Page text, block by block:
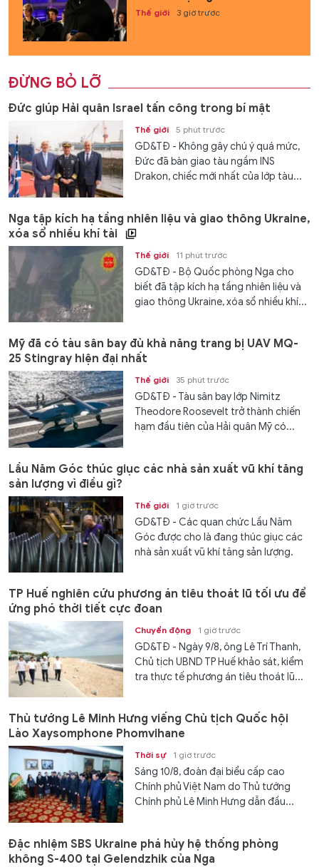
Thế giới 3 giờ trước
ĐỪNG BỎ LỠ
Đức giúp Hải quân Israel tấn công trong bí mật
Thế giới 5 phút trước
GD&TĐ - Không gây chú ý quá mức,
Đức đã bàn giao tàu ngầm INS
Drakon, chiếc mới nhất của lớp tàu...
Nga tập kích hạ tầng nhiên liệu và giao thông Ukraine,
xóa sổ nhiều khí tài
Thế giới 11 phút trước
GD&TĐ - Bộ Quốc phòng Nga cho
biết đã tập kích hạ tầng nhiên liệu và
giao thông Ukraine, xóa sổ nhiều khí...
Mỹ đã có tàu sân bay đủ khả năng trang bị UAV MQ-
25 Stingray hiện đại nhất
Thế giới 35 phút trước
GD&TĐ - Tàu sân bay lớp Nimitz
Theodore Roosevelt trở thành chiến
hạm đầu tiên của Hải quân Mỹ có...
Lầu Năm Góc thúc giục các nhà sản xuất vũ khí tăng
sản lượng vì điều gì?
Thế giới 1 giờ trước
GD&TĐ - Các quan chức Lầu Năm
Góc được cho là đang thúc giục các
nhà sản xuất vũ khí tăng sản lượng.
TP Huế nghiên cứu phương án tiêu thoát lũ tối ưu để
ứng phó thời tiết cực đoan
Chuyển động 1 giờ trước
GD&TĐ - Ngày 9/8, ông Lê Trí Thanh,
Chủ tịch UBND TP Huế khảo sát, kiểm
tra thực tế phương án tiêu thoát lũ...
Thủ tướng Lê Minh Hưng viếng Chủ tịch Quốc hội
Lào Xaysomphone Phomvihane
Thời sự 1 giờ trước
Sáng 10/8, đoàn đại biểu cấp cao
Chính phủ Việt Nam do Thủ tướng
Chính phủ Lê Minh Hưng dẫn đầu...
Đặc nhiệm SBS Ukraine phá hủy hệ thống phòng
không S-400 tại Gelendzhik của Nga